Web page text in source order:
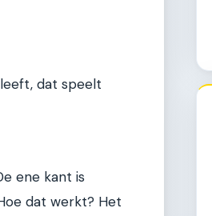
dat speelt
ene kant is
dat werkt? Het